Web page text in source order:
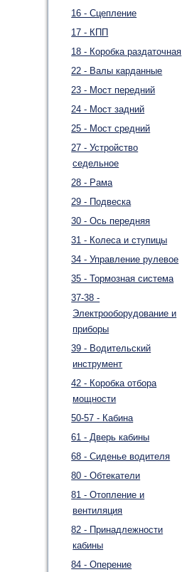
16 - Сцепление
17 - КПП
18 - Коробка раздаточная
22 - Валы карданные
23 - Мост передний
24 - Мост задний
25 - Мост средний
27 - Устройство
седельное
28 - Рама
29 - Подвеска
30 - Ось передняя
31 - Колеса и ступицы
34 - Управление рулевое
35 - Тормозная система
37-38 -
Электрооборудование и
приборы
39 - Водительский
инструмент
42 - Коробка отбора
мощности
50-57 - Кабина
61 - Дверь кабины
68 - Сиденье водителя
80 - Обтекатели
81 - Отопление и
вентиляция
82 - Принадлежности
кабины
84 - Оперение